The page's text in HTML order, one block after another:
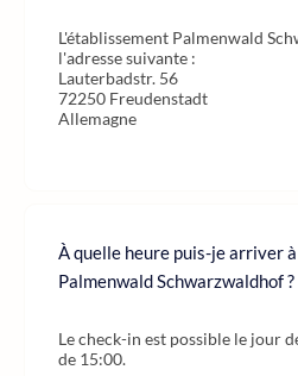
L'établissement Palmenwald
l'adresse suivante :
Lauterbadstr. 56
72250 Freudenstadt
Allemagne
À quelle heure puis-je arriver
Palmenwald Schwarzwaldhof ?
Le check-in est possible le jour
de 15:00.